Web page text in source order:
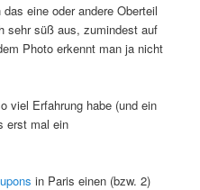
eine oder andere Oberteil
sehr süß aus, zumindest auf
Photo erkennt man ja nicht
viel Erfahrung habe (und ein
erst mal ein
in Paris einen (bzw. 2)